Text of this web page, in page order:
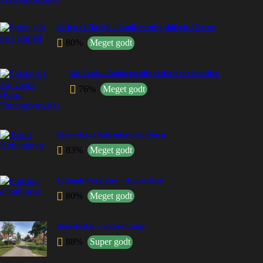
Skiferie i Hafjell – familievenlig skiferie i Norge
80% Meget godt
Val Cenis – Budgetvenlig skiferie for familier
76% Meget godt
Oplevelser i København for børn
83% Meget godt
Jyllands Park Zoo – Anmeldelse
80% Meget godt
Anmeldelse – Südsee Camp
88% Super godt